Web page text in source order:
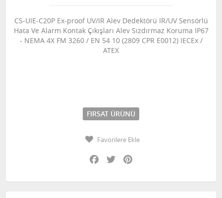
CS-UIE-C20P Ex-proof UV/IR Alev Dedektörü IR/UV Sensörlü
Hata Ve Alarm Kontak Çıkışları Alev Sızdırmaz Koruma IP67
- NEMA 4X FM 3260 / EN 54 10 (2809 CPR E0012) IECEx /
ATEX
FIRSAT ÜRÜNÜ
Favorilere Ekle
Facebook
Twitter